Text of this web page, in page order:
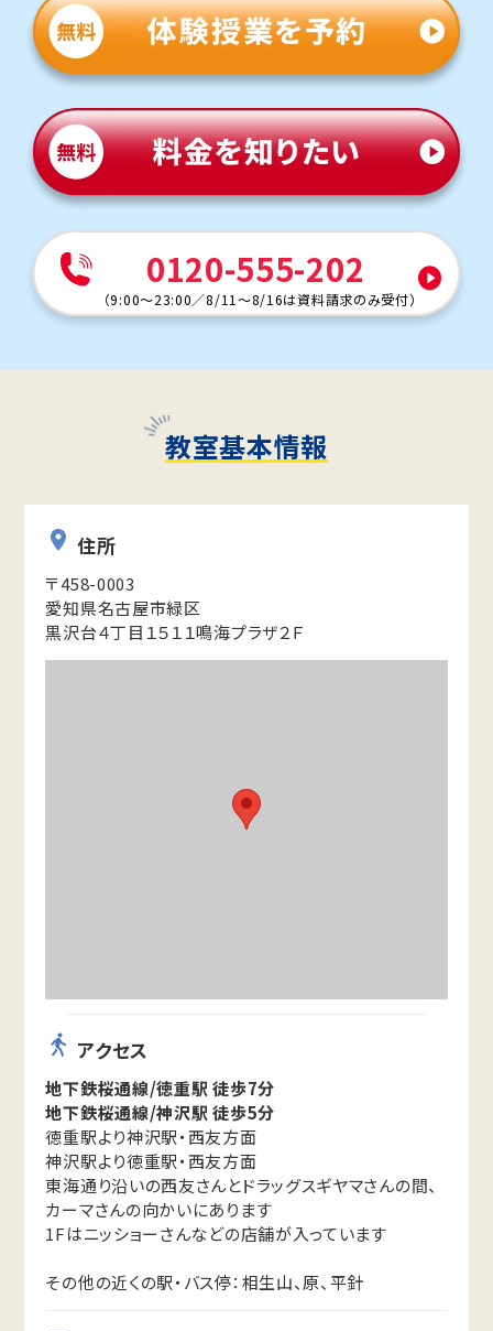
0120-555-202
（9:00～23:00／8/11～8/16は資料請求のみ受付）
教室基本情報
住所
〒458-0003
愛知県名古屋市緑区
黒沢台４丁目１５１１鳴海プラザ２Ｆ
アクセス
地下鉄桜通線/徳重駅 徒歩7分
地下鉄桜通線/神沢駅 徒歩5分
徳重駅より神沢駅・西友方面
神沢駅より徳重駅・西友方面
東海通り沿いの西友さんとドラッグスギヤマさんの間、
カーマさんの向かいにあります
1Fはニッショーさんなどの店舗が入っています
その他の近くの駅・バス停：相生山、原、平針